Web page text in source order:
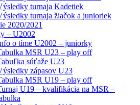
turnaja Kadetiek
turnaja žiačok a junioriek
2020/2021
– U2002
o tíme U2002 – juniorky
MSR U23 – play off
súťaže U23
zápasov U23
MSR U19 – play off
U19 – kvalifikácia na MSR –